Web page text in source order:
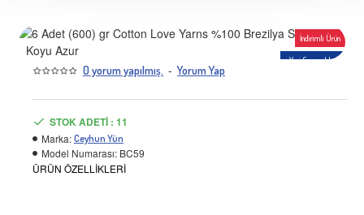
İndirimli Ürün
Yeni Seçenekler
0 yorum yapılmış. - Yorum Yap
STOK ADETI : 11
Marka: Ceyhun Yün
Model Numarası: BC59
ÜRÜN ÖZELLİKLERİ